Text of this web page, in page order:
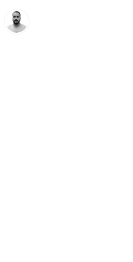
El Unicaja sigue en modo
Surne Bilbao Basket. El
se disputará en el Bilbao
de esta manera el tercer